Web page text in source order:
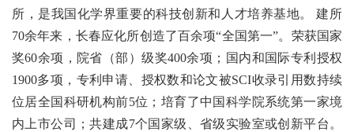
所，是我国化学界重要的科技创新和人才培养基地。 建所
70余年来，长春应化所创造了百余项“全国第一”。荣获国家
奖60余项，院省（部）级奖400余项；国内和国际专利授权
1900多项，专利申请、授权数和论文被SCI收录引用数持续
位居全国科研机构前5位；培育了中国科学院系统第一家境
内上市公司； 共建成7个国家级、省级实验室或创新平台 。